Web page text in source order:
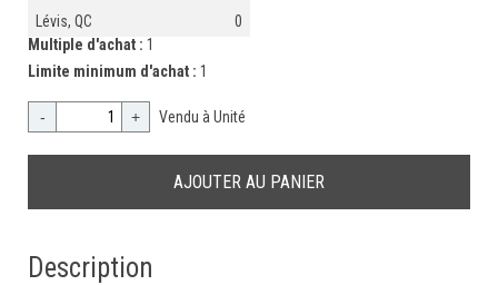
Lévis, QC
0
Multiple d'achat : 1
Limite minimum d'achat : 1
- + Vendu à Unité
Description